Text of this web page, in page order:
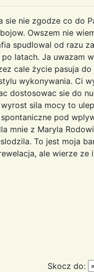
sie nie zgodze co do
Owszem nie
spudlowal od razu
latach. Ja uwazam
cale życie pasuja
wykonywania. Ci
dostosowac sie do
sila mocy to
pod
mnie z Maryla
To jest moja
ale wierze ze
Skocz do: